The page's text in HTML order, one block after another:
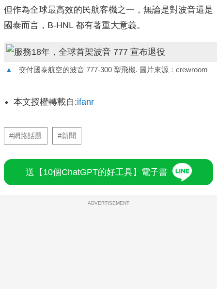
但作為全球最高效的民航客機之一，無論是對波音還是
國泰而言，B-HNL 都有著重大意義。
▲ 交付國泰航空的波音 777-300 型飛機. 圖片來源：crewroom
本文授權轉載自:ifanr
#網路話題 #新聞
送【10個ChatGPT的好工具】電子書
ADVERTISEMENT